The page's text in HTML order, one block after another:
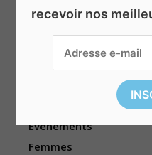
Argent & vouchers
Événements
Femmes
recevoir nos